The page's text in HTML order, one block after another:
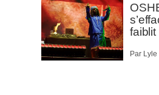
faiblit
Par